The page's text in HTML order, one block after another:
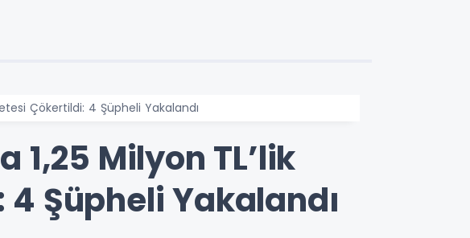
Çökertildi: 4 Şüpheli Yakalandı
1,25 Milyon TL’lik
4 Şüpheli Yakalandı